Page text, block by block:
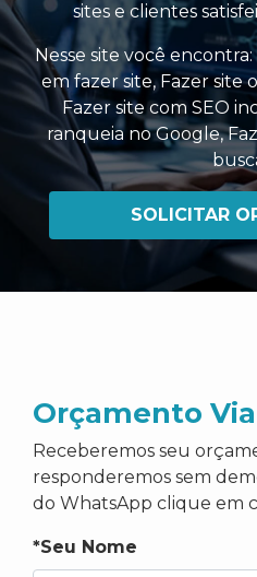
sites e clientes
Nesse site você encontra:
em fazer site,Fazer site
Fazer site com SEO
ranqueia no Google,
SOLICITAR
Orçamento
Receberemos seu
responderemos sem
do WhatsApp clique em
*Seu Nome